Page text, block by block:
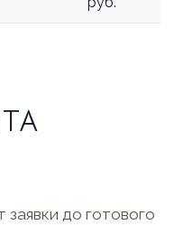
до готового